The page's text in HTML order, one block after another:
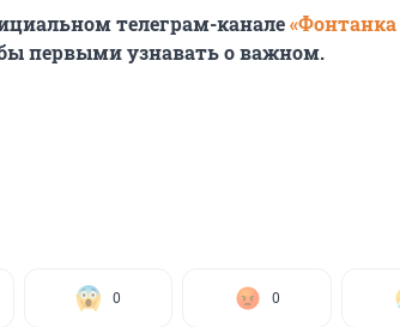
телеграм-канале«Фонтанка
первыми узнавать о важном.
0 0